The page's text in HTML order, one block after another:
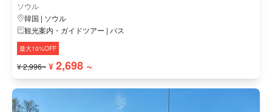
ソウル
韓国 | ソウル
観光案内・ガイドツアー | バス
最大10%OFF
¥ 2,996~ ¥ 2,698 ~